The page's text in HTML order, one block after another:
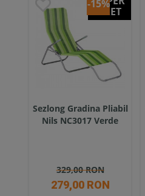
PRET
-15%
Sezlong Gradina Pliabil
Nils NC3017 Verde
329,00 RON
279,00 RON